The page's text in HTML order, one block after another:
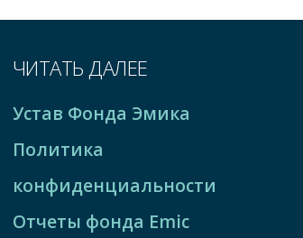
ЧИТАТЬ ДАЛЕЕ
Устав Фонда Эмика
Политика
конфиденциальности
Отчеты фонда Emic